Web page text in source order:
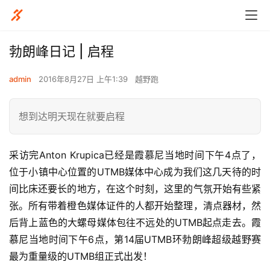
勃朗峰日记 | 启程
admin 2016年8月27日 上午1:39 越野跑
想到达明天现在就要启程
采访完Anton Krupica已经是霞慕尼当地时间下午4点了，
位于小镇中心位置的UTMB媒体中心成为我们这几天待的时
间比床还要长的地方，在这个时刻，这里的气氛开始有些紧
张。所有带着橙色媒体证件的人都开始整理，清点器材，然
后背上蓝色的大螺母媒体包往不远处的UTMB起点走去。霞
慕尼当地时间下午6点，第14届UTMB环勃朗峰超级越野赛
最为重量级的UTMB组正式出发！